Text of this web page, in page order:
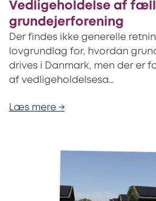
Vedligeholdelse af
grundejerforening
Der findes ikke generelle
lovgrundlag for, hvordan
drives i Danmark, men der er
af vedligeholdelsesa…
Læs mere →